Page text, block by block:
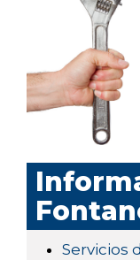
Servicios